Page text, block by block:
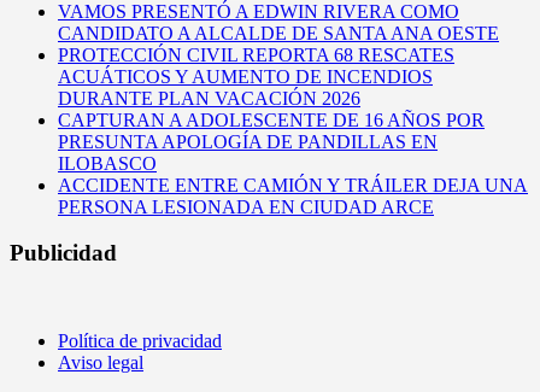
VAMOS PRESENTÓ A EDWIN RIVERA COMO
CANDIDATO A ALCALDE DE SANTA ANA OESTE
PROTECCIÓN CIVIL REPORTA 68 RESCATES
ACUÁTICOS Y AUMENTO DE INCENDIOS
DURANTE PLAN VACACIÓN 2026
CAPTURAN A ADOLESCENTE DE 16 AÑOS POR
PRESUNTA APOLOGÍA DE PANDILLAS EN
ILOBASCO
ACCIDENTE ENTRE CAMIÓN Y TRÁILER DEJA UNA
PERSONA LESIONADA EN CIUDAD ARCE
Publicidad
Política de privacidad
Aviso legal